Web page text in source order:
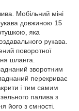
Мобільний міні
довжиною 15
яка
рукава.
поворотної
шланга.
зворотним
перекриває
і тим самим
палива з
його з ємності.